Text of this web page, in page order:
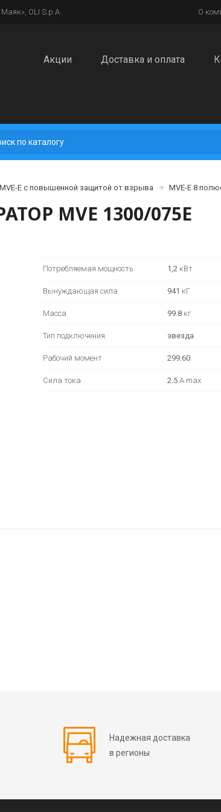
OLI S.p.A. О
Акции Доставка и оплата
E с повышенной защитой от взрыва MVE-E 8
MVE 1300/075E
Потребляемая мощность 1,2 кВт
Вынуждающая сила 941 кГ
Масса 99.8 кг
Тип подключения звезда
Рабочий момент 299.60
Сила тока 2.5 А max
Надежная доставка
в регионы